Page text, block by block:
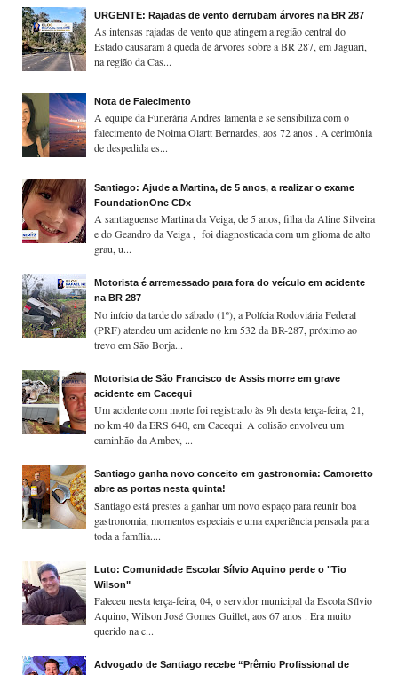
URGENTE: Rajadas de vento derrubam árvores na BR 287
As intensas rajadas de vento que atingem a região central do
Estado causaram à queda de árvores sobre a BR 287, em Jaguari,
na região da Cas...
Nota de Falecimento
A equipe da Funerária Andres lamenta e se sensibiliza com o
falecimento de Noima Olartt Bernardes, aos 72 anos . A cerimônia
de despedida es...
Santiago: Ajude a Martina, de 5 anos, a realizar o exame
FoundationOne CDx
A santiaguense Martina da Veiga, de 5 anos, filha da Aline Silveira
e do Geandro da Veiga , foi diagnosticada com um glioma de alto
grau, u...
Motorista é arremessado para fora do veículo em acidente
na BR 287
No início da tarde do sábado (1º), a Polícia Rodoviária Federal
(PRF) atendeu um acidente no km 532 da BR-287, próximo ao
trevo em São Borja...
Motorista de São Francisco de Assis morre em grave
acidente em Cacequi
Um acidente com morte foi registrado às 9h desta terça-feira, 21,
no km 40 da ERS 640, em Cacequi. A colisão envolveu um
caminhão da Ambev, ...
Santiago ganha novo conceito em gastronomia: Camoretto
abre as portas nesta quinta!
Santiago está prestes a ganhar um novo espaço para reunir boa
gastronomia, momentos especiais e uma experiência pensada para
toda a família....
Luto: Comunidade Escolar Sílvio Aquino perde o "Tio
Wilson"
Faleceu nesta terça-feira, 04, o servidor municipal da Escola Sílvio
Aquino, Wilson José Gomes Guillet, aos 67 anos . Era muito
querido na c...
Advogado de Santiago recebe “Prêmio Profissional de